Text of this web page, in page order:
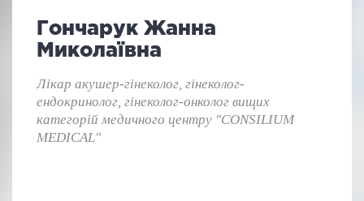
Гончарук Жанна
Миколаївна
Лікар акушер-гінеколог, гінеколог-
ендокринолог, гінеколог-онколог вищих
категорій медичного центру "CONSILIUM
MEDICAL"